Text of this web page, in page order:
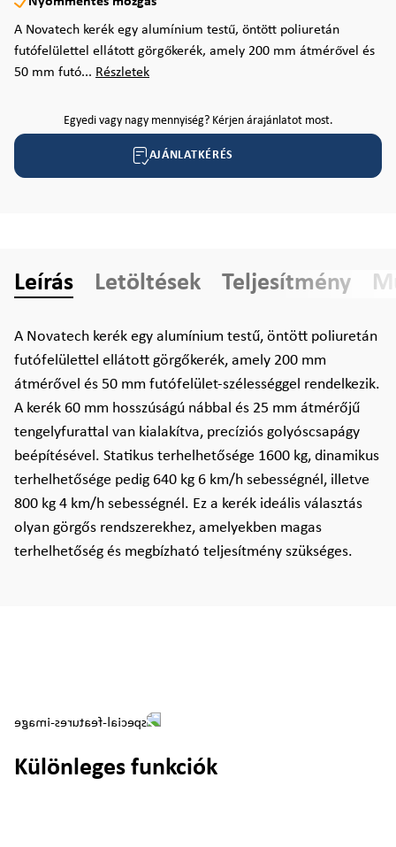
A Novatech kerék egy alumínium testű, öntött poliuretán
futófelülettel ellátott görgőkerék, amely 200 mm átmérővel és
50 mm futó... Részletek
Egyedi vagy nagy mennyiség? Kérjen árajánlatot most.
AJÁNLATKÉRÉS
Leírás Letöltések Teljesítmény
A Novatech kerék egy alumínium testű, öntött poliuretán
futófelülettel ellátott görgőkerék, amely 200 mm
átmérővel és 50 mm futófelület-szélességgel rendelkezik.
A kerék 60 mm hosszúságú nábbal és 25 mm átmérőjű
tengelyfurattal van kialakítva, precíziós golyóscsapágy
beépítésével. Statikus terhelhetősége 1600 kg, dinamikus
terhelhetősége pedig 640 kg 6 km/h sebességnél, illetve
800 kg 4 km/h sebességnél. Ez a kerék ideális választás
olyan görgős rendszerekhez, amelyekben magas
terhelhetőség és megbízható teljesítmény szükséges.
Különleges funkciók